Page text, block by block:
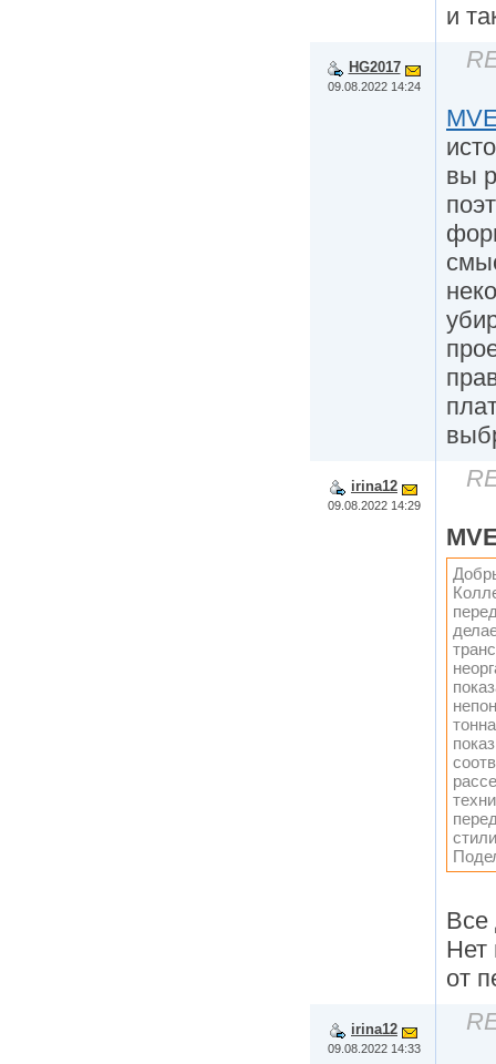
и
HG2017
09.08.2022 14:24
вы
irina12
09.08.2022 14:29
Все
Нет
от
irina12
09.08.2022 14:33